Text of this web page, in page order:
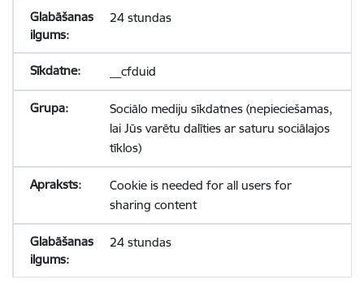
24 stundas
__cfduid
Sociālo mediju sīkdatnes (nepieciešamas,
lai Jūs varētu dalīties ar saturu sociālajos
tīklos)
Cookie is needed for all users for
sharing content
24 stundas